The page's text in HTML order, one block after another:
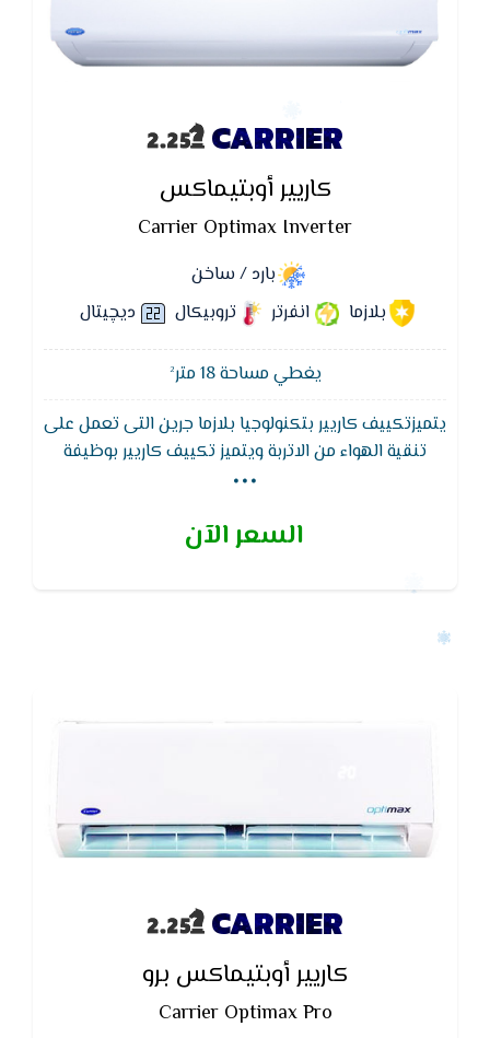
CARRIER
كاريير أوبتيماكس
Carrier Optimax Inverter
بارد / ساخن
بلازما
انفرتر تروبيكال ديچيتال
يغطي مساحة 18 متر²
يتميزتكييف كاريير بتكنولوجيا بلازما جرين التى تعمل على
تنقية الهواء من الاتربة ويتميز تكييف كاريير بوظيفة
التنظيف الذاتى لجهاز التكييف لتجفيف الـمبادل الحرارى
...
السعر الآن
CARRIER
كاريير أوبتيماكس برو
Carrier Optimax Pro